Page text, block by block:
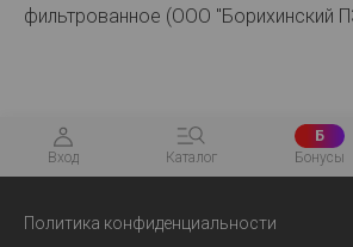
фильтрованное (ООО "Борихинский
Вход Каталог
Б
Бонусы
Политика конфиденциальности